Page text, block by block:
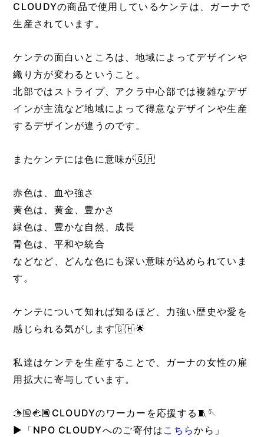
CLOUDYの商品で使用しているケンテは、ガーナで
生産されています。
ケンテの面白いところは、地域によってデザインや
織り方が変わるということ。
北部ではストライプ、アクラ中心部では複雑なデザ
インが主流など地域によって得意なデザインや生産
するデザインが違うのです。
またケンテには色に意味が🇬🇭
赤色は、血や強さ
黄色は、黄金、豊かさ
緑色は、豊かな自然、成長
青色は、平和や統合
などなど、どんな色にも深い意味が込められていま
す。
ケンテについて知れば知るほど、力強い歴史や愛を
感じられる気がします🇬🇭🌟
私達はケンテを生産することで、ガーナの女性の雇
用拡大に寄与しています。
🫱🏼‍🫲🏾CLOUDYのワーカーを応援する🧵🪡
▶︎「NPO CLOUDYへのご寄付は こちらから」